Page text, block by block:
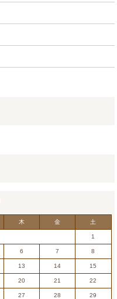
木 金 土
1
6 7 8
13 14 15
20 21 22
27 28 29